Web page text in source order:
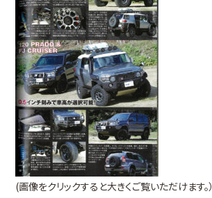
(画像をクリックすると大きくご覧いただけます。）